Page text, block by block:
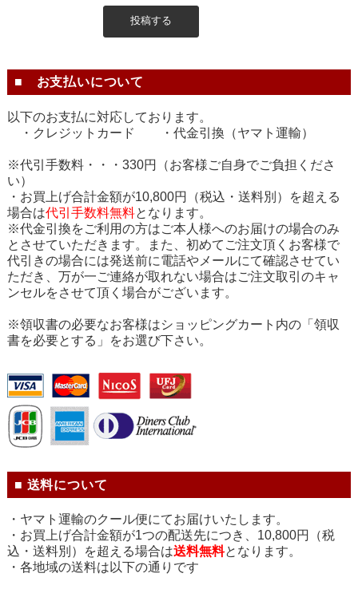
■ お支払いについて
以下のお支払に対応しております。
・クレジットカード ・代金引換（ヤマト運輸）
※代引手数料・・・330円（お客様ご自身でご負担くださ
い）
・お買上げ合計金額が10,800円（税込・送料別）を超える
場合は代引手数料無料となります。
※代金引換をご利用の方はご本人様へのお届けの場合のみ
とさせていただきます。また、初めてご注文頂くお客様で
代引きの場合には発送前に電話やメールにて確認させてい
ただき、万が一ご連絡が取れない場合はご注文取引のキャ
ンセルをさせて頂く場合がございます。
※領収書の必要なお客様はショッピングカート内の「領収
書を必要とする」をお選び下さい。
■ 送料について
・ヤマト運輸のクール便にてお届けいたします。
・お買上げ合計金額が1つの配送先につき、10,800円（税
込・送料別）を超える場合は送料無料となります。
・各地域の送料は以下の通りです